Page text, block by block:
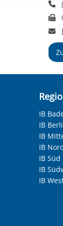
erforderlich zur
Diese
IB
IB
IB
IB
IB Süd
IB
IB